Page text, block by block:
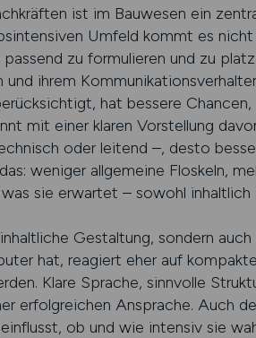
ist im Bauwesen ein
Umfeld kommt es
zu formulieren und zu
und ihrem
hat bessere
mit einer klaren Vorstellung
oder leitend –, desto
weniger allgemeine Floskeln,
sie erwartet – sowohl inhaltlich
Gestaltung, sondern
hat, reagiert eher auf
Klare Sprache, sinnvolle
erfolgreichen Ansprache. Auch
ob und wie intensiv sie